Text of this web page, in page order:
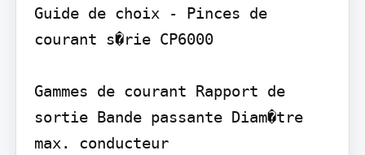
Guide de choix - Pinces de
courant s�rie CP6000
Gammes de courant Rapport de
sortie Bande passante Diam�tre
max. conducteur